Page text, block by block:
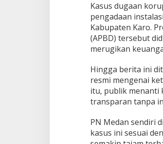
Kasus dugaan
pengadaan
Kabupaten Karo.
(APBD) tersebut
merugikan
Hingga berita ini
resmi mengenai
itu, publik menanti
transparan tanpa
PN Medan sendiri
kasus ini sesuai